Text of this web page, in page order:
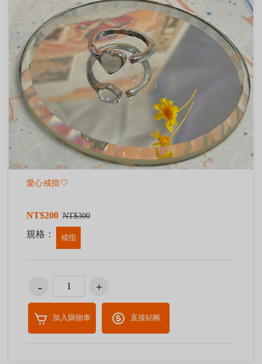
愛心戒指🤍
NT$200 NT$300
規格： 戒指
加入購物車 直接結帳